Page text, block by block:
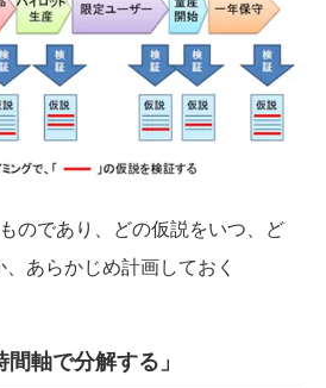
のであり、どの仮説をいつ、ど
あらかじめ計画しておく
軸で分解する」